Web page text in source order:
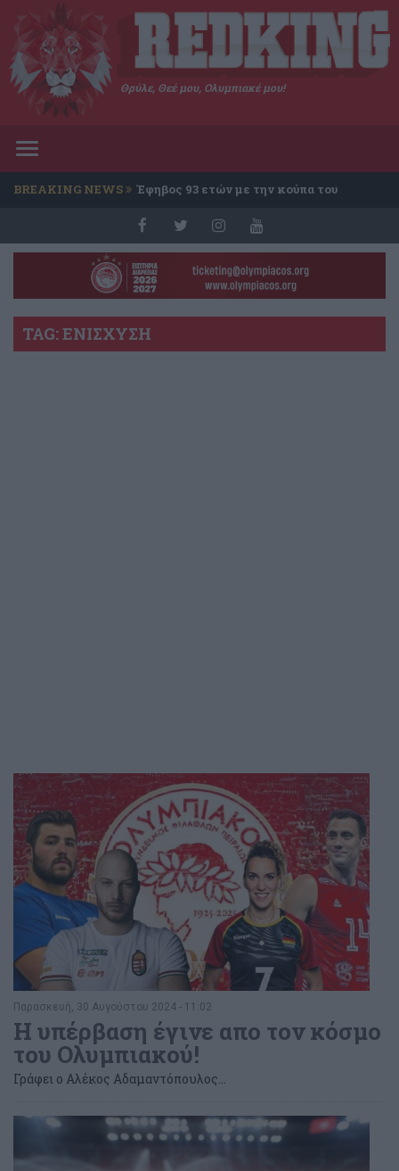
Θρύλε, Θεέ μου, Ολυμπιακέ μου!
Toggle
BREAKING NEWS Έφηβος 93 ετών με την κούπα του
TAG: ΕΝΙΣΧΥΣΗ
Παρασκευή, 30 Αυγούστου 2024 - 11:02
Η υπέρβαση έγινε απο τον κόσμο
του Ολυμπιακού!
Γράφει ο Αλέκος Αδαμαντόπουλος...